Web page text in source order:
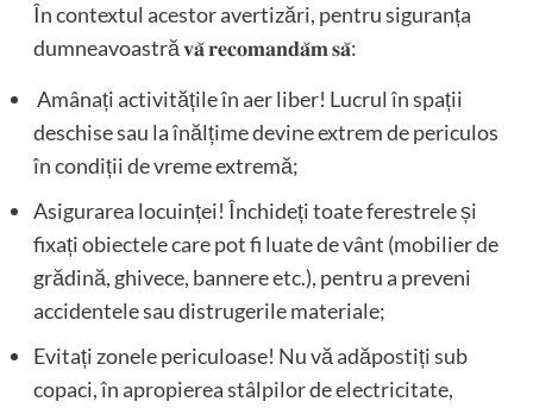
În contextul acestor avertizări, pentru siguranța
dumneavoastră 𝐯𝐚̆ 𝐫𝐞𝐜𝐨𝐦𝐚𝐧𝐝𝐚̆𝐦 𝐬𝐚̆:
Amânați activitățile în aer liber! Lucrul în spații
deschise sau la înălțime devine extrem de periculos
în condiții de vreme extremă;
Asigurarea locuinței! Închideți toate ferestrele și
fixați obiectele care pot fi luate de vânt (mobilier de
grădină, ghivece, bannere etc.), pentru a preveni
accidentele sau distrugerile materiale;
Evitați zonele periculoase! Nu vă adăpostiți sub
copaci, în apropierea stâlpilor de electricitate,